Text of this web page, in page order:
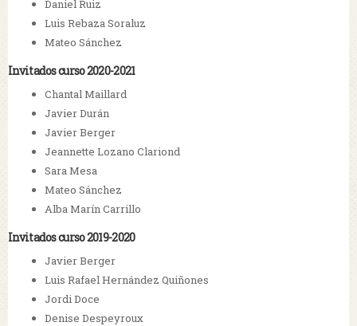
Daniel Ruiz
Luis Rebaza Soraluz
Mateo Sánchez
Invitados curso 2020-2021
Chantal Maillard
Javier Durán
Javier Berger
Jeannette Lozano Clariond
Sara Mesa
Mateo Sánchez
Alba Marín Carrillo
Invitados curso 2019-2020
Javier Berger
Luis Rafael Hernández Quiñones
Jordi Doce
Denise Despeyroux